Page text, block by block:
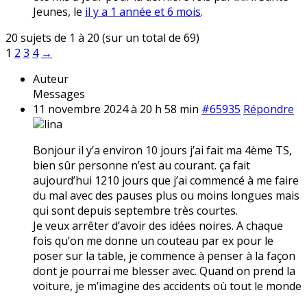
Jeunes, le il y a 1 année et 6 mois.
20 sujets de 1 à 20 (sur un total de 69)
1 2 3 4 →
Auteur
Messages
11 novembre 2024 à 20 h 58 min #65935 Répondre
lina
Bonjour il y’a environ 10 jours j’ai fait ma 4ème TS,
bien sûr personne n’est au courant. ça fait
aujourd’hui 1210 jours que j’ai commencé à me faire
du mal avec des pauses plus ou moins longues mais
qui sont depuis septembre très courtes.
Je veux arrêter d’avoir des idées noires. A chaque
fois qu’on me donne un couteau par ex pour le
poser sur la table, je commence à penser à la façon
dont je pourrai me blesser avec. Quand on prend la
voiture, je m’imagine des accidents où tout le monde